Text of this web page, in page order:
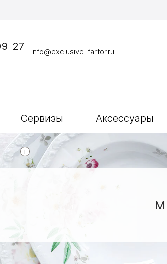
27 info@exclusive-farfor.ru
Сервизы Аксессуары
+